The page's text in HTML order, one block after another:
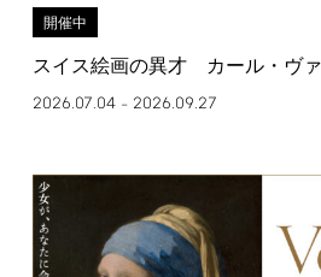
開催中
スイス絵画の異才 カール・ヴ
2026.07.04– 2026.09.27